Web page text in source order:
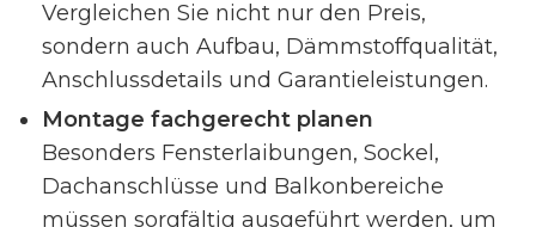
Vergleichen Sie nicht nur den Preis,
sondern auch Aufbau, Dämmstoffqualität,
Anschlussdetails und Garantieleistungen.
Montage fachgerecht planen
Besonders Fensterlaibungen, Sockel,
Dachanschlüsse und Balkonbereiche
müssen sorgfältig ausgeführt werden, um